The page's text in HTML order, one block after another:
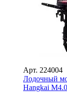
Арт. 224004
Лодочный
Hangkai